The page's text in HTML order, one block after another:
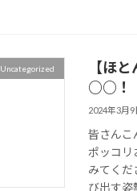
Uncategorized
【ほ
○○！
2024年3月9
皆さんこ
ポッコリ
みてくだ
び出す姿